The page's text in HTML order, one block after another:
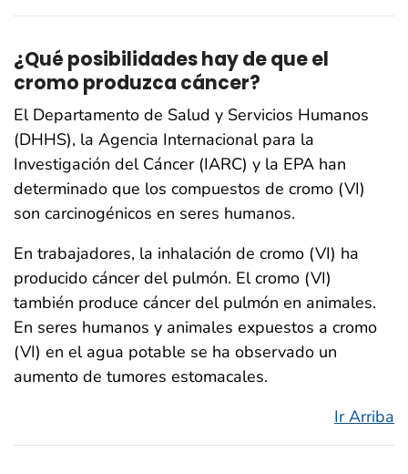
¿Qué posibilidades hay de que el
cromo produzca cáncer?
El Departamento de Salud y Servicios Humanos
(DHHS), la Agencia Internacional para la
Investigación del Cáncer (IARC) y la EPA han
determinado que los compuestos de cromo (VI)
son carcinogénicos en seres humanos.
En trabajadores, la inhalación de cromo (VI) ha
producido cáncer del pulmón. El cromo (VI)
también produce cáncer del pulmón en animales.
En seres humanos y animales expuestos a cromo
(VI) en el agua potable se ha observado un
aumento de tumores estomacales.
Ir Arriba